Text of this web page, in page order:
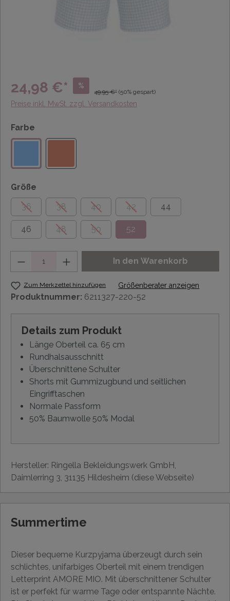
24,98 €* %
49,95 €* (50% gespart)
Preise inkl. MwSt. zzgl. Versandkosten
Farbe
Größe
36
38 40 42 44
46 48 50 52
In den Warenkorb
Zum Merkzettel hinzufügen Größenberater anzeigen
Produktnummer: 6211327-220-52
Details zum Produkt
Länge Oberteil ca. 65 cm
Rundhalsausschnitt
Überschnittene Schulter
Shorts mit Gummizugbund und seitlichen
Eingrifftaschen
Normale Passform
50% Baumwolle 50% Modal
Hersteller: Ringella Bekleidungswerk GmbH,
Daimlerring 3, 31135 Hildesheim (diese Webseite)
Summertime
Dieser bequeme Kurzpyjama überzeugt durch sein
schlichtes, unifarbiges Oberteil mit einem trendigen
Letterprint AMORE MIO. Mit überschnittener Schulter
ist er perfekt für warme Tage oder entspannte Nächte.